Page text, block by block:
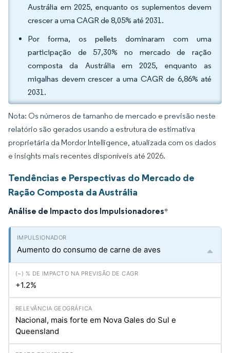
Austrália em 2025, enquanto os suplementos devem
crescer a uma CAGR de 8,05% até 2031.
Por forma, os pellets dominaram com uma
participação de 57,30% no mercado de ração
composta da Austrália em 2025, enquanto as
migalhas devem crescer a uma CAGR de 6,86% até
2031.
Nota: Os números de tamanho de mercado e previsão neste
relatório são gerados usando a estrutura de estimativa
proprietária da Mordor Intelligence, atualizada com os dados
e insights mais recentes disponíveis até 2026.
Tendências e Perspectivas do Mercado de
Ração Composta da Austrália
Análise de Impacto dos Impulsionadores*
Aumento do consumo de carne de aves
+1.2%
Nacional, mais forte em Nova Gales do Sul e
Queensland